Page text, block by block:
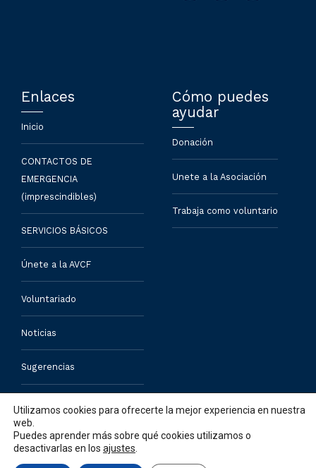
Enlaces
Inicio
CONTACTOS DE
EMERGENCIA
(imprescindibles)
SERVICIOS BÁSICOS
Únete a la AVCF
Voluntariado
Noticias
Sugerencias
Cómo puedes
ayudar
Donación
Unete a la Asociación
Trabaja como voluntario
Utilizamos cookies para ofrecerte la mejor experiencia en nuestra
web.
Puedes aprender más sobre qué cookies utilizamos o
desactivarlas en los ajustes